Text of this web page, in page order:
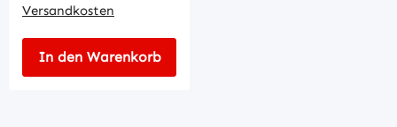
Versandkosten
In den Warenkorb